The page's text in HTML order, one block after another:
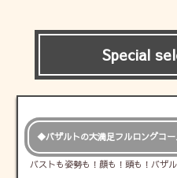
Special
◆バザルトの大満足フルロングコー
バストも姿勢も！顔も！頭も！バザ